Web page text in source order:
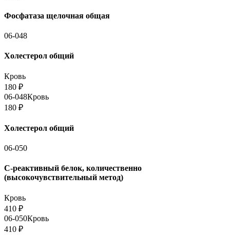
Фосфатаза щелочная общая
06-048
Холестерол общий
Кровь
180 ₽
06-048Кровь
180 ₽
Холестерол общий
06-050
С-реактивный белок, количественно
(высокочувствительный метод)
Кровь
410 ₽
06-050Кровь
410 ₽